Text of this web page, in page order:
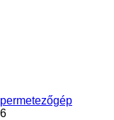
permetezőgép
6